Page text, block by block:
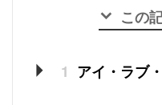
この
1 アイ・ラブ